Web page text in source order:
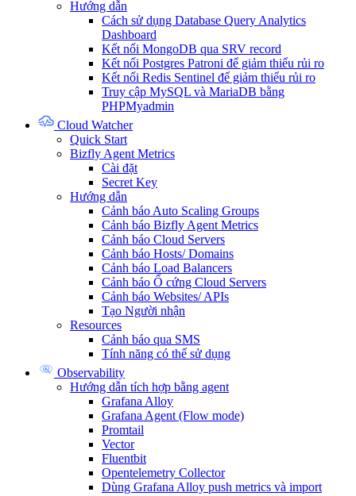
Hướng dẫn
Cách sử dụng Database Query Analytics
Dashboard
Kết nối MongoDB qua SRV record
Kết nối Postgres Patroni để giảm thiểu rủi ro
Kết nối Redis Sentinel để giảm thiểu rủi ro
Truy cập MySQL và MariaDB bằng
PHPMyadmin
Cloud Watcher
Quick Start
Bizfly Agent Metrics
Cài đặt
Secret Key
Hướng dẫn
Cảnh báo Auto Scaling Groups
Cảnh báo Bizfly Agent Metrics
Cảnh báo Cloud Servers
Cảnh báo Hosts/ Domains
Cảnh báo Load Balancers
Cảnh báo Ổ cứng Cloud Servers
Cảnh báo Websites/ APIs
Tạo Người nhận
Resources
Cảnh báo qua SMS
Tính năng có thể sử dụng
Observability
Hướng dẫn tích hợp bằng agent
Grafana Alloy
Grafana Agent (Flow mode)
Promtail
Vector
Fluentbit
Opentelemetry Collector
Dùng Grafana Alloy push metrics và import